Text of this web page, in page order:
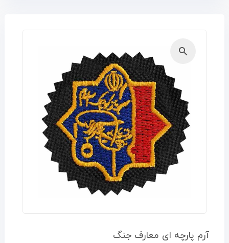
آرم پارچه ای معارف جنگ